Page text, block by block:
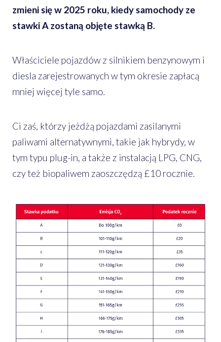
zmieni się w 2025 roku, kiedy samochody ze
stawki A zostaną objęte stawką B.
Właściciele pojazdów z silnikiem benzynowym i
diesla zarejestrowanych w tym okresie zapłacą
mniej więcej tyle samo.
Ci zaś, którzy jeżdżą pojazdami zasilanymi
paliwami alternatywnymi, takie jak hybrydy, w
tym typu plug-in, a także z instalacją LPG, CNG,
czy też biopaliwem zaoszczędzą £10 rocznie.